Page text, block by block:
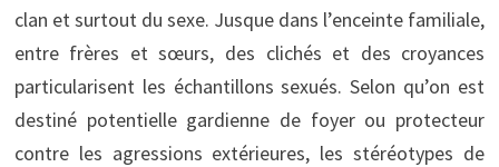
clan et surtout du sexe. Jusque dans l’enceinte familiale,
entre frères et sœurs, des clichés et des croyances
particularisent les échantillons sexués. Selon qu’on est
destiné potentielle gardienne de foyer ou protecteur
contre les agressions extérieures, les stéréotypes de